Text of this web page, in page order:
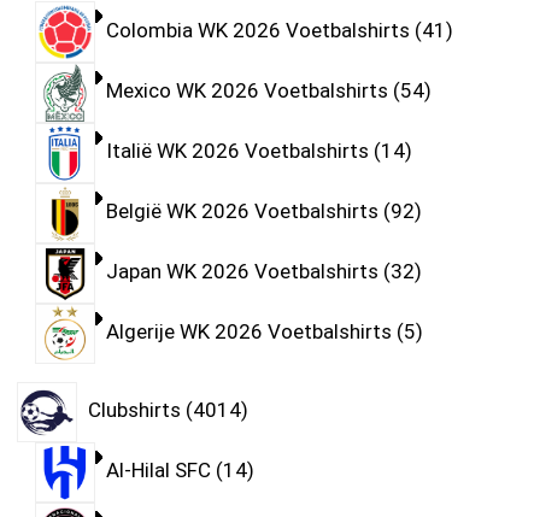
Colombia WK 2026 Voetbalshirts 41
Mexico WK 2026 Voetbalshirts 54
Italië WK 2026 Voetbalshirts 14
België WK 2026 Voetbalshirts 92
Japan WK 2026 Voetbalshirts 32
Algerije WK 2026 Voetbalshirts 5
Clubshirts 4014
Al-Hilal SFC 14